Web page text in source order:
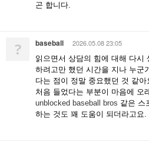
곤 합니다.
? baseball 2026.05.08 23:05
읽으면서 상담의 힘에 대해 다시
하려고만 했던 시간을 지나 누군
다는 점이 정말 중요했던 것 같아
처음 들었다는 부분이 마음에 오
unblocked baseball bros 같은 스
하는 것도 꽤 도움이 되더라고요.